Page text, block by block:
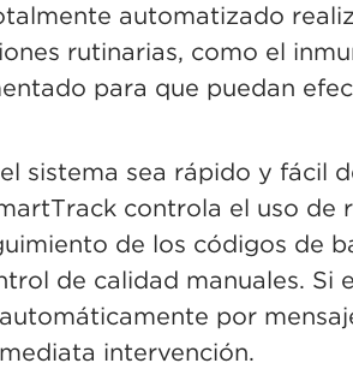
automatizado
rutinarias, como el
para que puedan
sistema sea rápido y fácil
controla el uso de
de los códigos de
de calidad manuales. Si
por
intervención.